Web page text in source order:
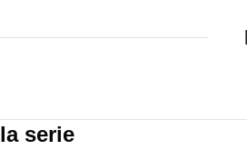
serie